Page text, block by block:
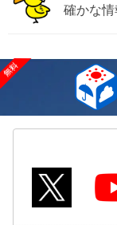
確かな